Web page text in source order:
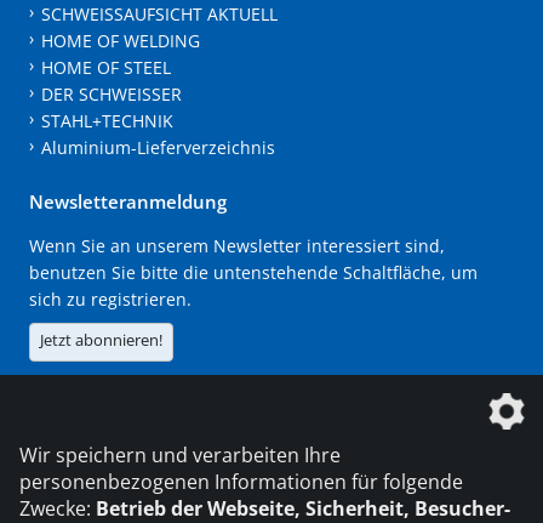
SCHWEISSAUFSICHT AKTUELL
HOME OF WELDING
HOME OF STEEL
DER SCHWEISSER
STAHL+TECHNIK
Aluminium-Lieferverzeichnis
Newsletteranmeldung
Wenn Sie an unserem Newsletter interessiert sind,
benutzen Sie bitte die untenstehende Schaltfläche, um
sich zu registrieren.
Jetzt abonnieren!
Wir speichern und verarbeiten Ihre
personenbezogenen Informationen für folgende
Zwecke: Betrieb der Webseite, Sicherheit, Besucher-